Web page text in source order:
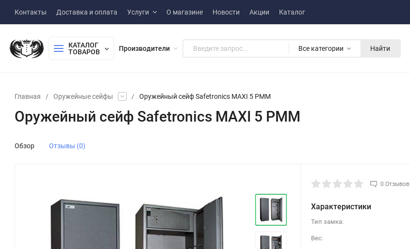
Контакты Доставка и оплата Услуги О магазине Новости Акции Каталог
КАТАЛОГ
ТОВАРОВ
Производители Все категории Найти
Главная / Оружейные сейфы / Оружейный сейф Safetronics MAXI 5 PMM
Оружейный сейф Safetronics MAXI 5 PMM
Обзор Отзывы (0)
0 Отзывов
Характеристики
Тип замка:
Вес: